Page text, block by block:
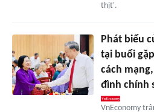
thịt'.
Phát biểu
tại buổi
cách
đình chính
VnEconomy